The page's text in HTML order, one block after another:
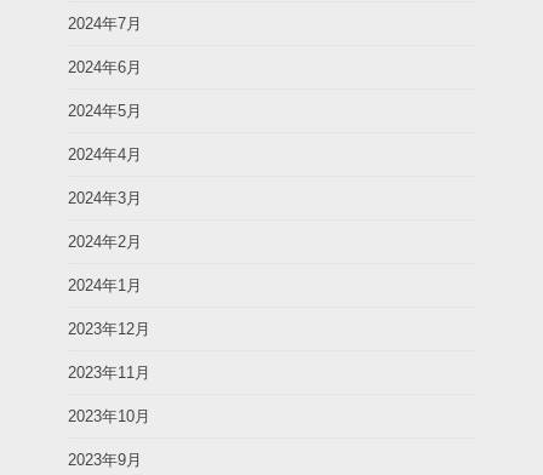
2024年7月
2024年6月
2024年5月
2024年4月
2024年3月
2024年2月
2024年1月
2023年12月
2023年11月
2023年10月
2023年9月